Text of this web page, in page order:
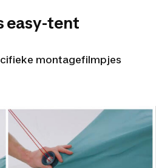
easy-tent
montagefilmpjes